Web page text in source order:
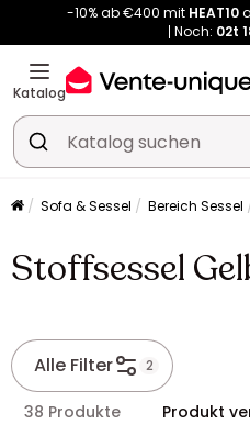
Noch:02t
Kauf-unique wird zu Vente-
-10% ab €400 mit HEAT10
Noch:02t
Katalog
Sofa & Sessel Bereich Sessel
Stoffsessel
Alle Filter 2
38 Produkte Produkt